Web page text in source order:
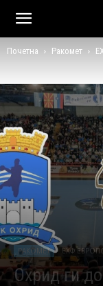
Почетна Ракомет
РАКОМЕТ ЕХФ
Охрид ги